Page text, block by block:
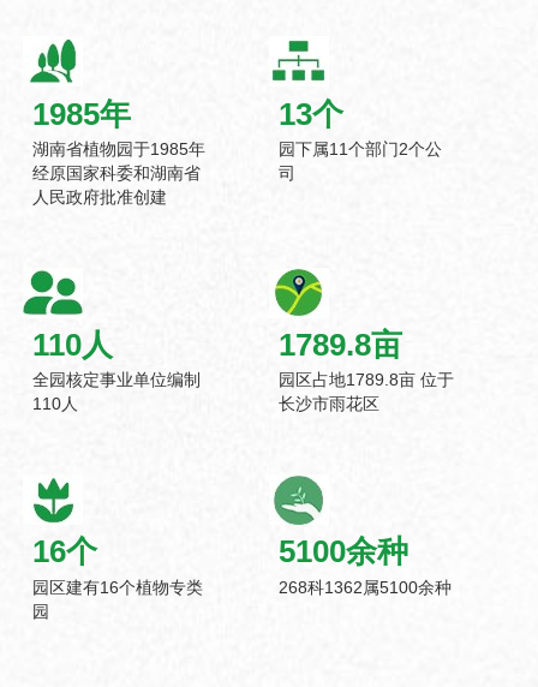
1985年
湖南省植物园于1985年
经原国家科委和湖南省
人民政府批准创建
13个
园下属11个部门2个公
司
110人
全园核定事业单位编制
110人
1789.8亩
园区占地1789.8亩 位于
长沙市雨花区
16个
园区建有16个植物专类
园
5100余种
268科1362属5100余种